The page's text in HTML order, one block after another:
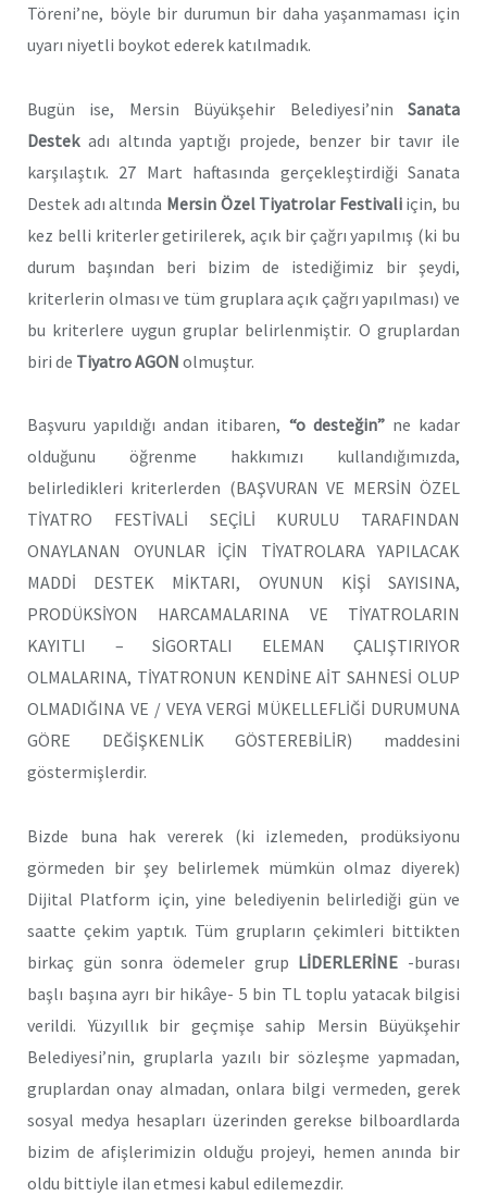
Töreni’ne, böyle bir durumun bir daha yaşanmaması için
uyarı niyetli boykot ederek katılmadık.
Bugün ise, Mersin Büyükşehir Belediyesi’nin Sanata
Destekadı altında yaptığı projede, benzer bir tavır ile
karşılaştık. 27 Mart haftasında gerçekleştirdiği Sanata
Destek adı altında Mersin Özel Tiyatrolar Festivaliiçin, bu
kez belli kriterler getirilerek, açık bir çağrı yapılmış (ki bu
durum başından beri bizim de istediğimiz bir şeydi,
kriterlerin olması ve tüm gruplara açık çağrı yapılması) ve
bu kriterlere uygun gruplar belirlenmiştir. O gruplardan
biri de Tiyatro AGON olmuştur.
Başvuru yapıldığı andan itibaren, “o desteğin” ne kadar
olduğunu öğrenme hakkımızı kullandığımızda,
belirledikleri kriterlerden (BAŞVURAN VE MERSİN ÖZEL
TİYATRO FESTİVALİ SEÇİLİ KURULU TARAFINDAN
ONAYLANAN OYUNLAR İÇİN TİYATROLARA YAPILACAK
MADDİ DESTEK MİKTARI, OYUNUN KİŞİ SAYISINA,
PRODÜKSİYON HARCAMALARINA VE TİYATROLARIN
KAYITLI – SİGORTALI ELEMAN ÇALIŞTIRIYOR
OLMALARINA, TİYATRONUN KENDİNE AİT SAHNESİ OLUP
OLMADIĞINA VE / VEYA VERGİ MÜKELLEFLİĞİ DURUMUNA
GÖRE DEĞİŞKENLİK GÖSTEREBİLİR) maddesini
göstermişlerdir.
Bizde buna hak vererek (ki izlemeden, prodüksiyonu
görmeden bir şey belirlemek mümkün olmaz diyerek)
Dijital Platform için, yine belediyenin belirlediği gün ve
saatte çekim yaptık. Tüm grupların çekimleri bittikten
birkaç gün sonra ödemeler grup LİDERLERİNE -burası
başlı başına ayrı bir hikâye- 5 bin TL toplu yatacak bilgisi
verildi. Yüzyıllık bir geçmişe sahip Mersin Büyükşehir
Belediyesi’nin, gruplarla yazılı bir sözleşme yapmadan,
gruplardan onay almadan, onlara bilgi vermeden, gerek
sosyal medya hesapları üzerinden gerekse bilboardlarda
bizim de afişlerimizin olduğu projeyi, hemen anında bir
oldu bittiyle ilan etmesi kabul edilemezdir.